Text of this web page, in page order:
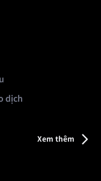
dịch
Xem thêm